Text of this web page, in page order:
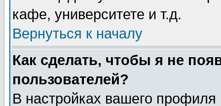
кафе, университете и т.д.
Вернуться к началу
Как сделать, чтобы я не
пользователей?
В настройках вашего